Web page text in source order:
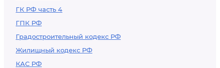
ГК РФ часть 4
ГПК РФ
Градостроительный кодекс РФ
Жилищный кодекс РФ
КАС РФ